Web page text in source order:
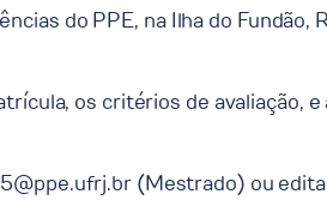
do PPE, na Ilha do Fundão,
os critérios de avaliação,
(Mestrado) ou